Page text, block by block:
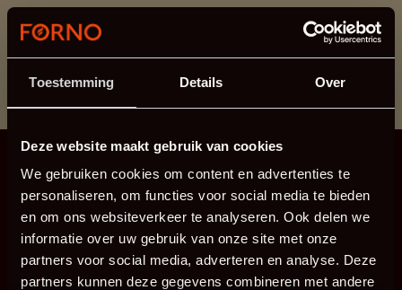
Toestemming Details Over
Deze website maakt gebruik van cookies
We gebruiken cookies om content en advertenties te
personaliseren, om functies voor social media te bieden
en om ons websiteverkeer te analyseren. Ook delen we
informatie over uw gebruik van onze site met onze
partners voor social media, adverteren en analyse. Deze
partners kunnen deze gegevens combineren met andere
Ten dział jest obecnie w konserwacji. Jeśli brakuje Ci
informacji.
możesz zadzwonić pod numer +31 413 351 272 lub